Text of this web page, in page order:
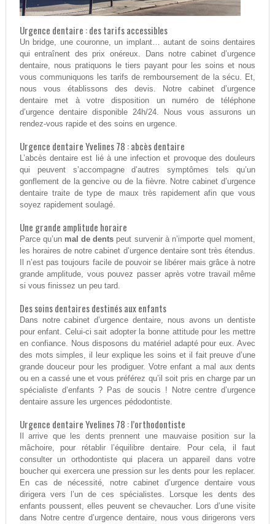
Urgence dentaire : des tarifs accessibles
Un bridge, une couronne, un implant… autant de soins dentaires
qui entraînent des prix onéreux. Dans notre cabinet d’urgence
dentaire, nous pratiquons le tiers payant pour les soins et nous
vous communiquons les tarifs de remboursement de la sécu. Et,
nous vous établissons des devis. Notre cabinet d’urgence
dentaire met à votre disposition un numéro de téléphone
d’urgence dentaire disponible 24h/24. Nous vous assurons un
rendez-vous rapide et des soins en urgence.
Urgence dentaire Yvelines 78 : abcès dentaire
L’abcès dentaire est lié à une infection et provoque des douleurs
qui peuvent s’accompagne d’autres symptômes tels qu’un
gonflement de la gencive ou de la fièvre. Notre cabinet d’urgence
dentaire traite de type de maux très rapidement afin que vous
soyez rapidement soulagé.
Une grande amplitude horaire
Parce qu’un mal de dents peut survenir à n’importe quel moment,
les horaires de notre cabinet d’urgence dentaire sont très étendus.
Il n’est pas toujours facile de pouvoir se libérer mais grâce à notre
grande amplitude, vous pouvez passer après votre travail même
si vous finissez un peu tard.
Des soins dentaires destinés aux enfants
Dans notre cabinet d’urgence dentaire, nous avons un dentiste
pour enfant. Celui-ci sait adopter la bonne attitude pour les mettre
en confiance. Nous disposons du matériel adapté pour eux. Avec
des mots simples, il leur explique les soins et il fait preuve d’une
grande douceur pour les prodiguer. Votre enfant a mal aux dents
ou en a cassé une et vous préférez qu’il soit pris en charge par un
spécialiste d’enfants ? Pas de soucis ! Notre centre d’urgence
dentaire assure les urgences pédodontiste.
Urgence dentaire Yvelines 78 : l’orthodontiste
Il arrive que les dents prennent une mauvaise position sur la
mâchoire, pour rétablir l’équilibre dentaire. Pour cela, il faut
consulter un orthodontiste qui placera un appareil dans votre
boucher qui exercera une pression sur les dents pour les replacer.
En cas de nécessité, notre cabinet d’urgence dentaire vous
dirigera vers l’un de ces spécialistes. Lorsque les dents des
enfants poussent, elles peuvent se chevaucher. Lors d’une visite
dans Notre centre d’urgence dentaire, nous vous dirigerons vers